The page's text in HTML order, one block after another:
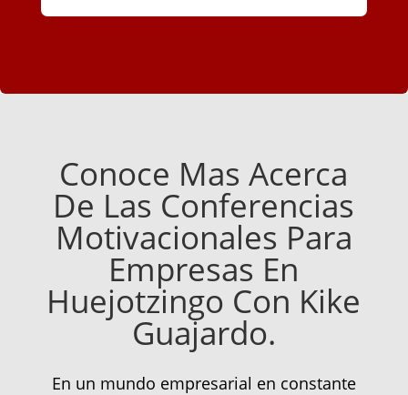
Conoce Mas Acerca
De Las Conferencias
Motivacionales Para
Empresas En
Huejotzingo Con Kike
Guajardo.
En un mundo empresarial en constante